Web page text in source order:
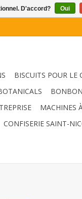
BISCUITS POUR LE
MACHINES
CONFISERIE SAINT-
D'accord? Oui